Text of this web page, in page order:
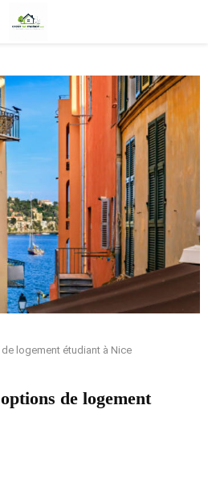
logement étudiant à Nice
de logement